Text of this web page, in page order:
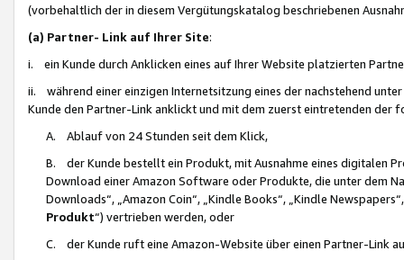
(vorbehaltlich der in diesem Vergütungskatalog beschriebenen
(a) Partner- Link auf Ihrer Site:
i. ein Kunde durch Anklicken eines auf Ihrer Website platzierten
ii. während einer einzigen Internetsitzung eines der nachstehend
Kunde den Partner-Link anklickt und mit dem zuerst eintretenden der
A. Ablauf von 24 Stunden seit dem Klick,
B. der Kunde bestellt ein Produkt, mit Ausnahme eines digitalen
Download einer Amazon Software oder Produkte, die unter dem
Downloads“, „Amazon Coin“, „Kindle Books“, „Kindle
Produkt“) vertrieben werden, oder
C. der Kunde ruft eine Amazon-Website über einen Partner-Link